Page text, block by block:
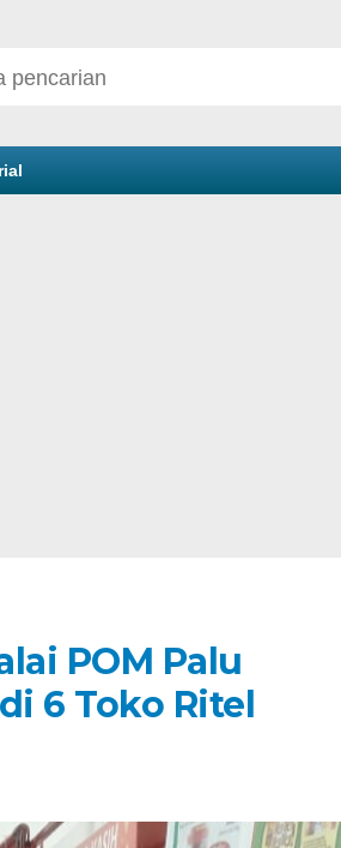
POM Palu
6 Toko Ritel